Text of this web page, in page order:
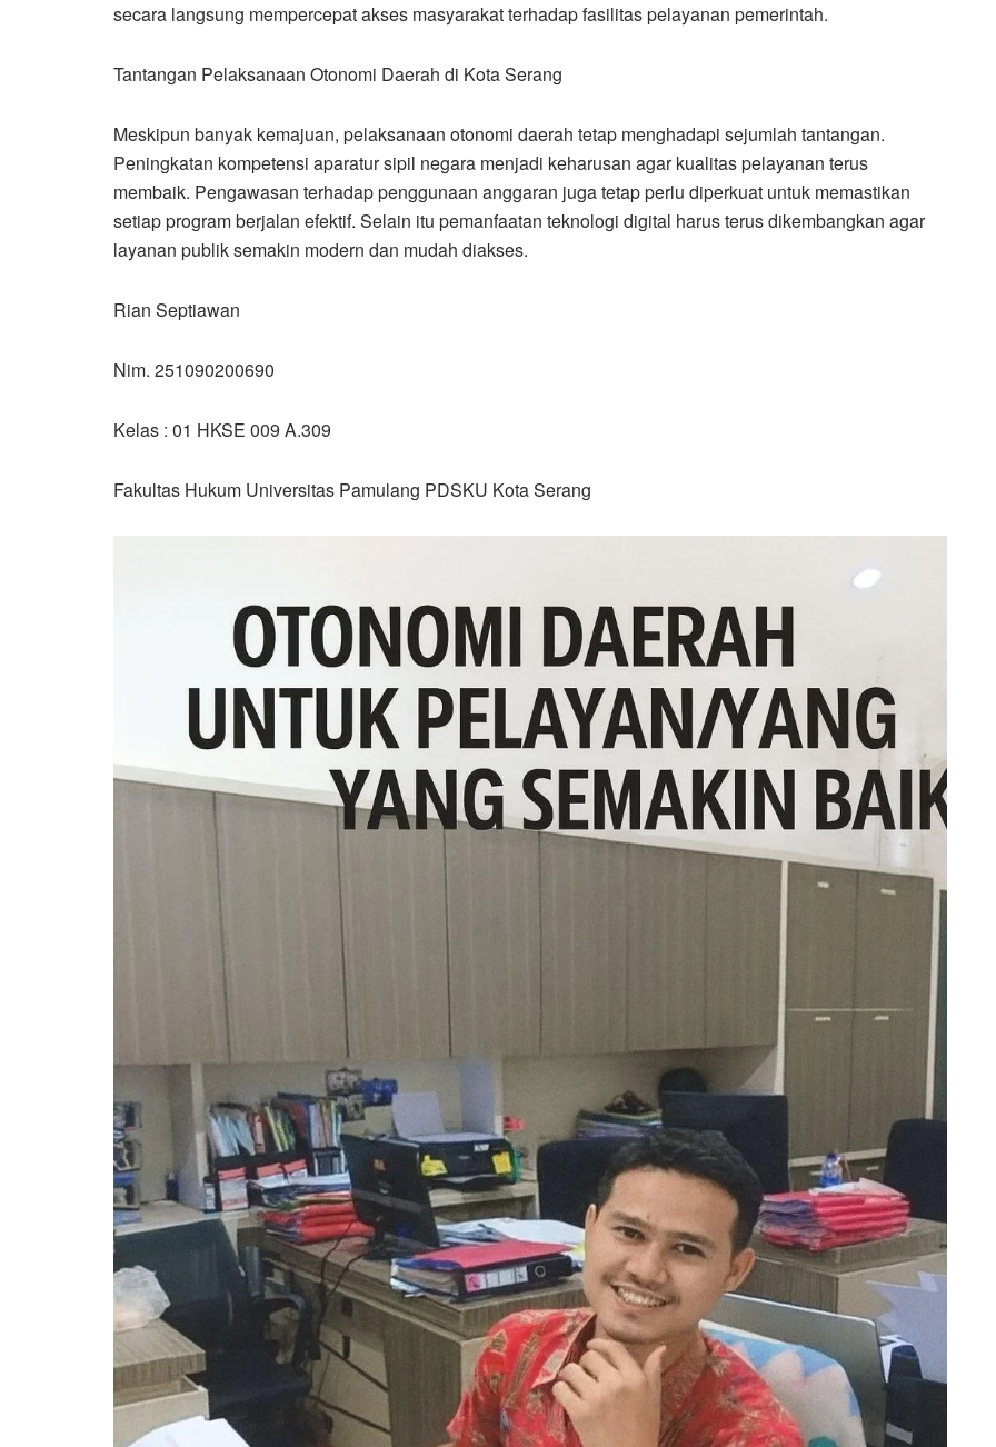
secara langsung mempercepat akses masyarakat terhadap fasilitas pelayanan pemerintah.
Tantangan Pelaksanaan Otonomi Daerah di Kota Serang
Meskipun banyak kemajuan, pelaksanaan otonomi daerah tetap menghadapi sejumlah tantangan.
Peningkatan kompetensi aparatur sipil negara menjadi keharusan agar kualitas pelayanan terus
membaik. Pengawasan terhadap penggunaan anggaran juga tetap perlu diperkuat untuk memastikan
setiap program berjalan efektif. Selain itu pemanfaatan teknologi digital harus terus dikembangkan agar
layanan publik semakin modern dan mudah diakses.
Rian Septiawan
Nim. 251090200690
Kelas : 01 HKSE 009 A.309
Fakultas Hukum Universitas Pamulang PDSKU Kota Serang